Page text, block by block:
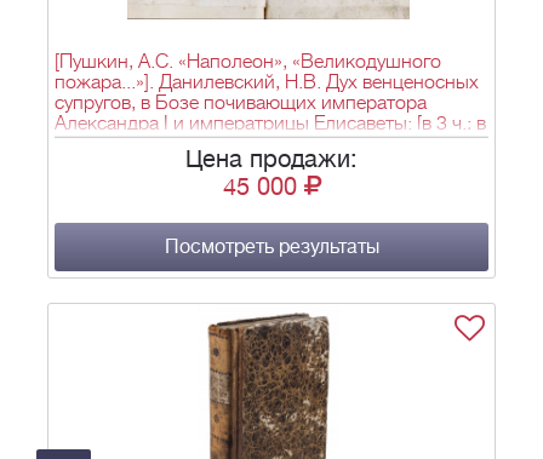
[Пушкин, А.С. «Наполеон», «Великодушного
пожара...»]. Данилевский, Н.В. Дух венценосных
супругов, в Бозе почивающих императора
Александра I и императрицы Елисаветы: [в 3 ч.; в
4 кн.] / Соч. Николая Данилевского. – М.: у
книгопродавца Василья Логинова; тип. Августа
Семена, 1829. – Ч. 1. – XI, 12–122, [1] л. фронт.,
Ч. 3; Отд. 2. – 64 с., [1] л. ил.; 23х15 см.
Цена продажи:
45 000
Посмотреть результаты